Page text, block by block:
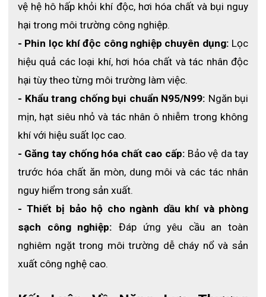
vệ hệ hô hấp khỏi khí độc, hơi hóa chất và bụi nguy
hại trong môi trường công nghiệp.
- Phin lọc khí độc công nghiệp chuyên dụng: Lọc
hiệu quả các loại khí, hơi hóa chất và tác nhân độc
hại tùy theo từng môi trường làm việc.
- Khẩu trang chống bụi chuẩn N95/N99: Ngăn bụi
mịn, hạt siêu nhỏ và tác nhân ô nhiễm trong không
khí với hiệu suất lọc cao.
- Găng tay chống hóa chất cao cấp: Bảo vệ da tay
trước hóa chất ăn mòn, dung môi và các tác nhân
nguy hiểm trong sản xuất.
- Thiết bị bảo hộ cho ngành dầu khí và phòng
sạch công nghiệp: Đáp ứng yêu cầu an toàn
nghiêm ngặt trong môi trường dễ cháy nổ và sản
xuất công nghệ cao.